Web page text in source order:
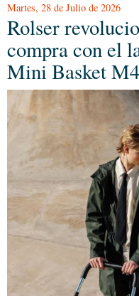
Martes, 28 de Julio de 2026
Rolser
compra con el
Mini Basket